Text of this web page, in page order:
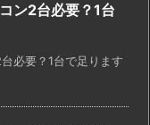
ン2台必要？1台
必要？1台で足ります